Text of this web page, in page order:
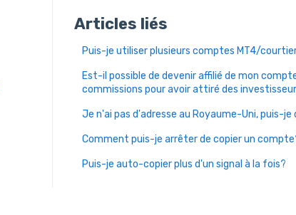
Articles liés
Puis-je utiliser plusieurs comptes MT4/
Est-il possible de devenir affilié de mon
commissions pour avoir attiré des
Je n'ai pas d'adresse au Royaume-Uni, puis-
Comment puis-je arrêter de copier un
Puis-je auto-copier plus d'un signal à la fois?